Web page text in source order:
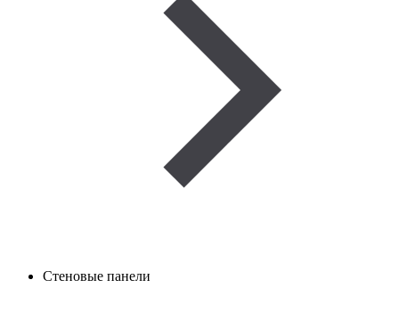
Стеновые панели